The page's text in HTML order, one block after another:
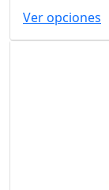
Ver opciones